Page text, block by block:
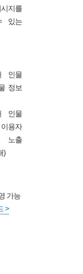
지를
있는
인물
정보
인물
용자
출
)
가능
>